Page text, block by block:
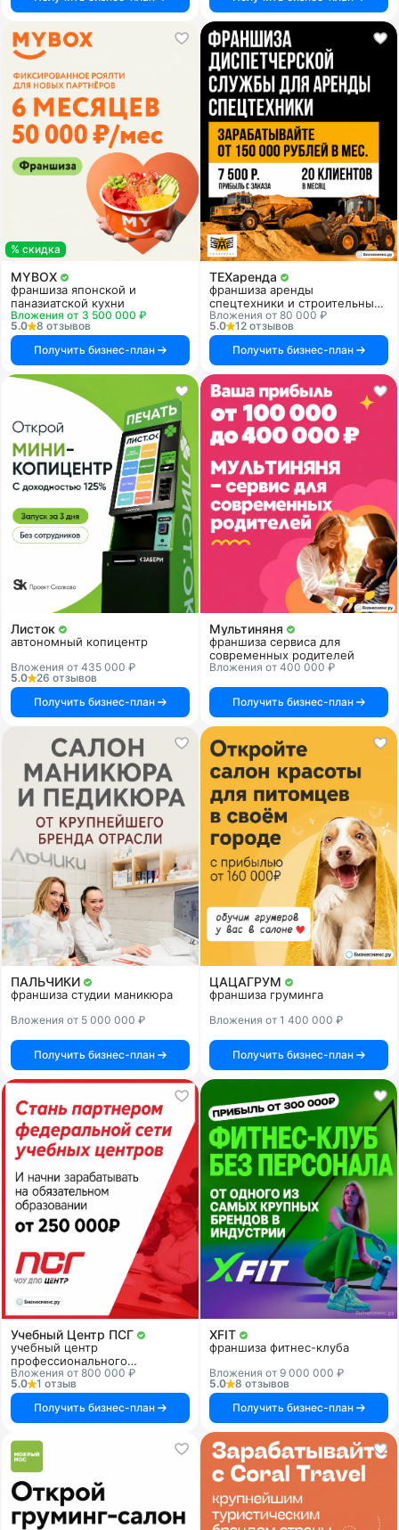
% скидка
MYBOX
франшиза японской и
паназиатской кухни
Вложения от 3 500 000 ₽
5.0
8 отзывов
Получить бизнес-план
ТЕХаренда
франшиза аренды
спецтехники и строительных
услуг
Вложения от 80 000 ₽
5.0
12 отзывов
Получить бизнес-план
Листок
автономный копицентр
Вложения от 435 000 ₽
5.0
26 отзывов
Получить бизнес-план
Мультиняня
франшиза сервиса для
современных родителей
Вложения от 400 000 ₽
Получить бизнес-план
ПАЛЬЧИКИ
франшиза студии маникюра
Вложения от 5 000 000 ₽
Получить бизнес-план
ЦАЦАГРУМ
франшиза груминга
Вложения от 1 400 000 ₽
Получить бизнес-план
Учебный Центр ПСГ
учебный центр
профессионального
образования
Вложения от 800 000 ₽
5.0
1 отзыв
Получить бизнес-план
XFIT
франшиза фитнес-клуба
Вложения от 9 000 000 ₽
5.0
8 отзывов
Получить бизнес-план